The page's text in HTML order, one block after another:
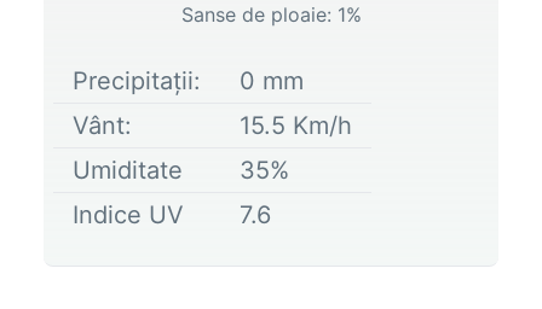
Sanse de ploaie: 1%
Precipitații: 0 mm
Vânt:
15.5 Km/h
Umiditate
35%
Indice UV
7.6